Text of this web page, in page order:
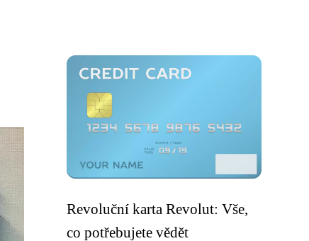
Revoluční karta Revolut: Vše,
co potřebujete vědět